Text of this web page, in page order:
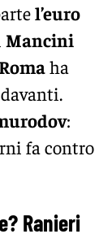
l’euro
Mancini
ha
:
fa contro
Ranieri